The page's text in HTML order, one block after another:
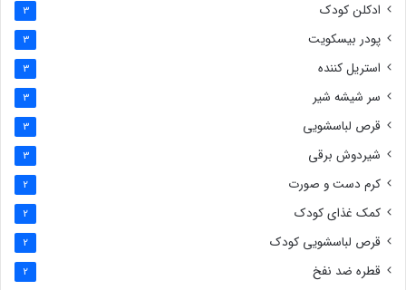
ادکلن کودک 3
پودر بیسکویت 3
استریل کننده 3
سر شیشه شیر 3
قرص لباسشویی 3
شیردوش برقی 3
کرم دست و صورت 2
کمک غذای کودک 2
قرص لباسشویی کودک 2
قطره ضد نفخ 2